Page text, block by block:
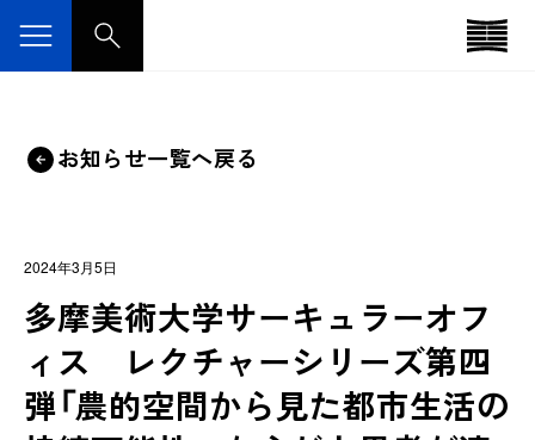
お知らせ一覧へ戻る
2024年3月5日
多摩美術大学サーキュラーオフ
ィス レクチャーシリーズ第四
弾「農的空間から見た都市生活の